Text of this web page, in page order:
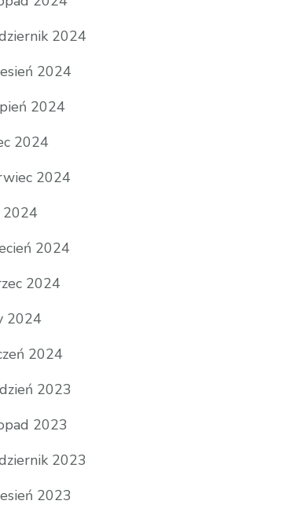
2024
2024
2024
2024
2024
2024
2024
2024
2024
2024
2023
2023
2023
2023